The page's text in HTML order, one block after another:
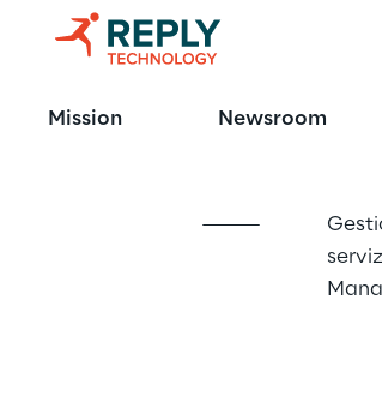
Mission Newsroom